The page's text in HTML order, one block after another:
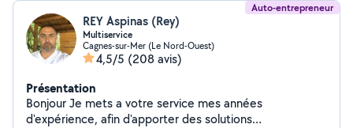
Auto-entrepreneur
REY Aspinas (Rey)
Multiservice
Cagnes-sur-Mer (Le Nord-Ouest)
4,5/5 (208 avis)
Présentation
Bonjour Je mets a votre service mes années
d'expérience, afin d'apporter des solutions